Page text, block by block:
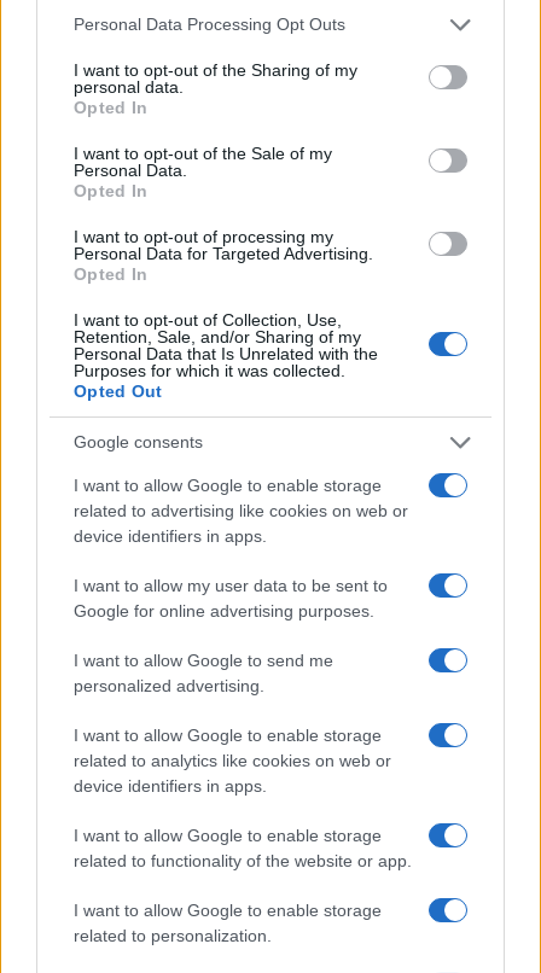
Please note that this website/app uses one or more Google
not limited to your visit or usage behaviour. You may click to
grant or deny consent to Google and its third-party tags to
use your data for below specified purposes in below Google
consent section.
Personal Data Processing Opt Outs
I want to opt-out of the Sharing of my
personal data.
Opted In
I want to opt-out of the Sale of my
Personal Data.
Opted In
I want to opt-out of processing my
Personal Data for Targeted Advertising.
Opted In
I want to opt-out of Collection, Use,
Retention, Sale, and/or Sharing of my
Personal Data that Is Unrelated with the
Purposes for which it was collected.
Opted Out
Google consents
I want to allow Google to enable storage
related to advertising like cookies on web or
device identifiers in apps.
I want to allow my user data to be sent to
Google for online advertising purposes.
I want to allow Google to send me
personalized advertising.
I want to allow Google to enable storage
related to analytics like cookies on web or
device identifiers in apps.
I want to allow Google to enable storage
related to functionality of the website or app.
I want to allow Google to enable storage
related to personalization.
Nuevo giro en el caso Yéremi Vargas:
desvelan el informe forense
El ‘caso Yéremi Vargas’, el niño desaparecido en 2007…
CRÓNICA
Curso de verano de la Universidad de La
Rioja finaliza con celebración
gastronómica
La Universidad de La Rioja despidió a 60…
CRÓNICA